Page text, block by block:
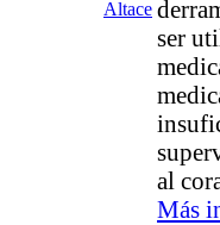
ser
al
Más